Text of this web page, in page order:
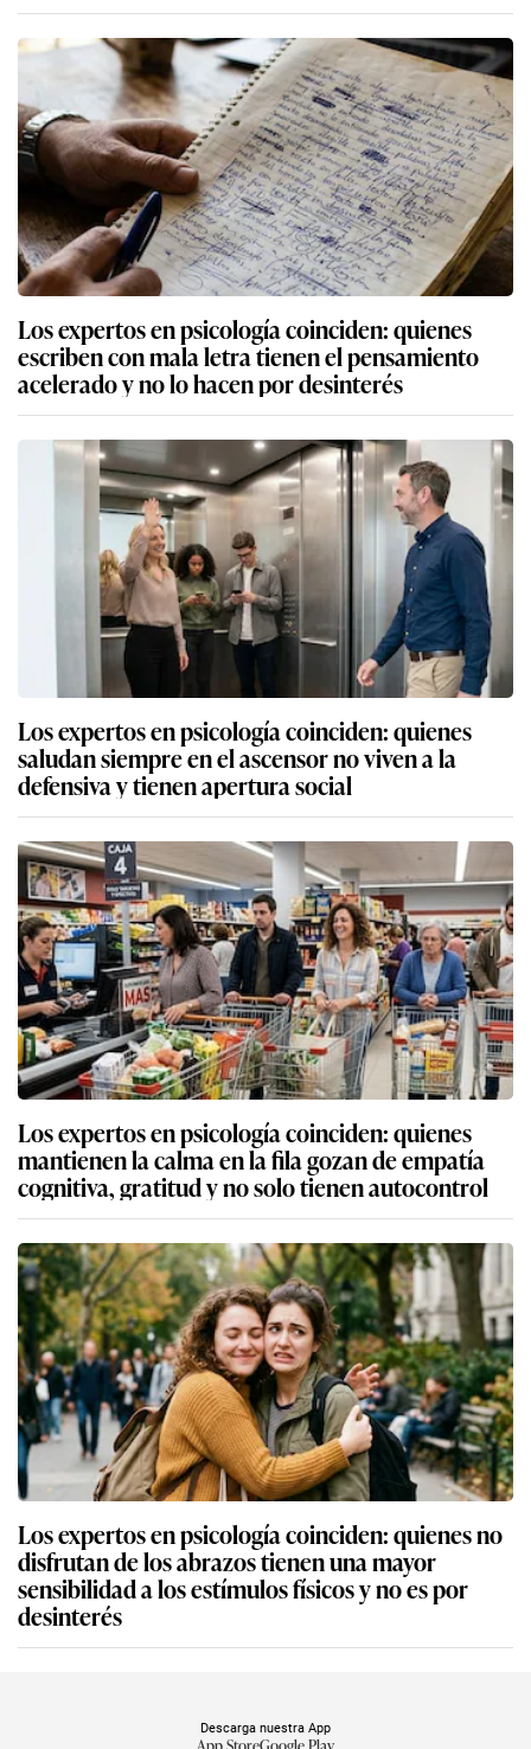
Los expertos en psicología coinciden: quienes
escriben con mala letra tienen el pensamiento
acelerado y no lo hacen por desinterés
Los expertos en psicología coinciden: quienes
saludan siempre en el ascensor no viven a la
defensiva y tienen apertura social
Los expertos en psicología coinciden: quienes
mantienen la calma en la fila gozan de empatía
cognitiva, gratitud y no solo tienen autocontrol
Los expertos en psicología coinciden: quienes no
disfrutan de los abrazos tienen una mayor
sensibilidad a los estímulos físicos y no es por
desinterés
Descarga nuestra App
App StoreGoogle Play